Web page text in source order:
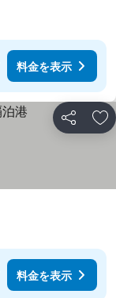
料金を表示
シェア お
料金を表示